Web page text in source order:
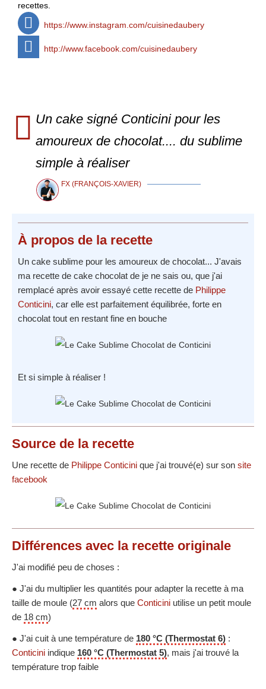
recettes.
https://www.instagram.com/cuisinedaubery
http://www.facebook.com/cuisinedaubery
Un cake signé Conticini pour les
amoureux de chocolat.... du sublime
simple à réaliser
FX (FRANÇOIS-XAVIER)
À propos de la recette
Un cake sublime pour les amoureux de chocolat... J'avais
ma recette de cake chocolat de je ne sais ou, que j'ai
remplacé après avoir essayé cette recette de Philippe
Conticini, car elle est parfaitement équilibrée, forte en
chocolat tout en restant fine en bouche
Et si simple à réaliser !
Source de la recette
Une recette de Philippe Conticini que j'ai trouvé(e) sur son site
facebook
Différences avec la recette originale
J'ai modifié peu de choses :
● J'ai du multiplier les quantités pour adapter la recette à ma
taille de moule (27 cm alors que Conticini utilise un petit moule
de 18 cm)
● J'ai cuit à une température de 180 °C (Thermostat 6) :
Conticini indique 160 °C (Thermostat 5), mais j'ai trouvé la
température trop faible